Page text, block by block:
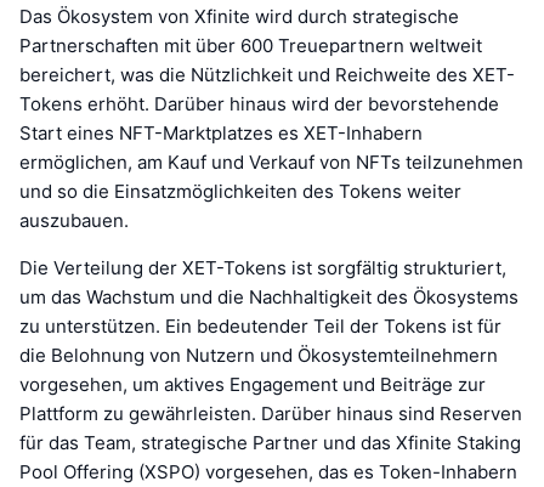
Das Ökosystem von Xfinite wird durch strategische
Partnerschaften mit über 600 Treuepartnern weltweit
bereichert, was die Nützlichkeit und Reichweite des XET-
Tokens erhöht. Darüber hinaus wird der bevorstehende
Start eines NFT-Marktplatzes es XET-Inhabern
ermöglichen, am Kauf und Verkauf von NFTs teilzunehmen
und so die Einsatzmöglichkeiten des Tokens weiter
auszubauen.
Die Verteilung der XET-Tokens ist sorgfältig strukturiert,
um das Wachstum und die Nachhaltigkeit des Ökosystems
zu unterstützen. Ein bedeutender Teil der Tokens ist für
die Belohnung von Nutzern und Ökosystemteilnehmern
vorgesehen, um aktives Engagement und Beiträge zur
Plattform zu gewährleisten. Darüber hinaus sind Reserven
für das Team, strategische Partner und das Xfinite Staking
Pool Offering (XSPO) vorgesehen, das es Token-Inhabern